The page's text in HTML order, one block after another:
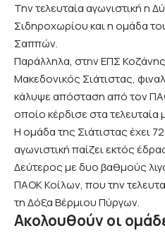
Την τελευταία αγωνιστική η
Σιδηροχωρίου και η ομάδα
Σαππών.
Παράλληλα, στην ΕΠΣ
Μακεδονικός Σιάτιστας,
κάλυψε απόσταση από τον
οποίο κέρδισε στα τελευταία
Η ομάδα της Σιάτιστας έχει
αγωνιστική παίζει εκτός
Δεύτερος με δυο βαθμούς
ΠΑΟΚ Κοίλων, που την
τη Δόξα Βέρμιου Πύργων.
Aκολουθούν οι